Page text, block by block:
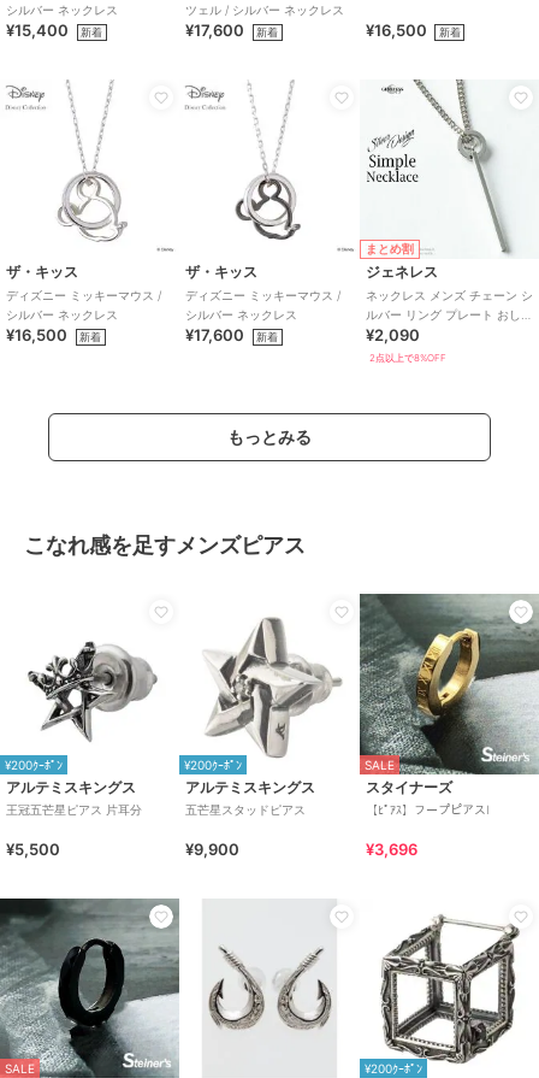
シルバー ネックレス
¥15,400 新着
ツェル / シルバー ネックレス
¥17,600 新着 ¥16,500 新着
ザ・キッス
ディズニー ミッキーマウス /
シルバー ネックレス
¥16,500 新着
ザ・キッス
ディズニー ミッキーマウス /
シルバー ネックレス
¥17,600 新着
まとめ割
ジェネレス
ネックレス メンズ チェーン シ
ルバー リング プレート おしゃ
れ ギフト チェーンネックレス
¥2,090
2点以上で8%OFF
もっとみる
こなれ感を足すメンズピアス
¥200ｸｰﾎﾟﾝ
アルテミスキングス
王冠五芒星ピアス 片耳分
¥5,500
¥200ｸｰﾎﾟﾝ
アルテミスキングス
五芒星スタッドピアス
¥9,900
SALE
スタイナーズ
【ﾋﾟｱｽ】フープピアスI
¥3,696
SALE ¥200ｸｰﾎﾟﾝ